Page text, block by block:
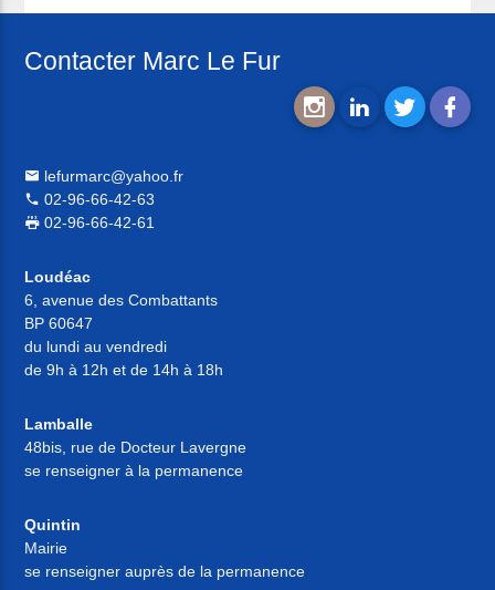
Contacter Marc Le Fur
lefurmarc@yahoo.fr
02-96-66-42-63
02-96-66-42-61
Loudéac
6, avenue des Combattants
BP 60647
du lundi au vendredi
de 9h à 12h et de 14h à 18h
Lamballe
48bis, rue de Docteur Lavergne
se renseigner à la permanence
Quintin
Mairie
se renseigner auprès de la permanence